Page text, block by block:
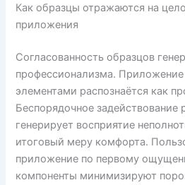
Как образцы отражаются на
приложения
Согласованность образцов
профессионализма.
элементами распознаётся как
Беспорядочное задействование
генерирует восприятие
итоговый меру комфорта.
приложение по первому
компоненты минимизируют